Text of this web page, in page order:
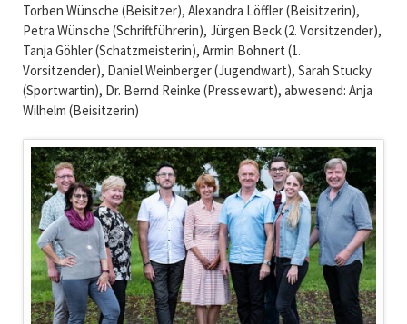
Torben Wünsche (Beisitzer), Alexandra Löffler (Beisitzerin),
Petra Wünsche (Schriftführerin), Jürgen Beck (2. Vorsitzender),
Tanja Göhler (Schatzmeisterin), Armin Bohnert (1.
Vorsitzender), Daniel Weinberger (Jugendwart), Sarah Stucky
(Sportwartin), Dr. Bernd Reinke (Pressewart), abwesend: Anja
Wilhelm (Beisitzerin)